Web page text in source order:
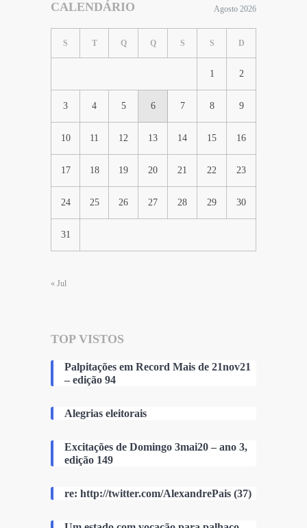
CALENDÁRIO Agosto 2026
S T Q Q S S D
1 2
3 4 5 6 7 8 9
10 11 12 13 14 15 16
17 18 19 20 21 22 23
24 25 26 27 28 29 30
31
« Jul
TOP VISTOS
Palpitações em Record Mais de 21nov21
– edição 94
Alegrias eleitorais
Excitações de Domingo 3mai20 – ano 3,
edição 149
re: http://twitter.com/AlexandrePais (37)